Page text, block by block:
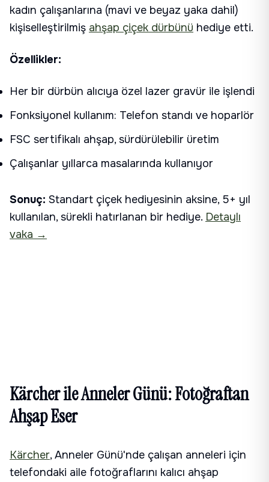
kadın çalışanlarına (mavi ve beyaz yaka dahil)
kişiselleştirilmiş ahşap çiçek dürbünü hediye etti.
Özellikler:
Her bir dürbün alıcıya özel lazer gravür ile işlendi
Fonksiyonel kullanım: Telefon standı ve hoparlör
FSC sertifikalı ahşap, sürdürülebilir üretim
Çalışanlar yıllarca masalarında kullanıyor
Sonuç: Standart çiçek hediyesinin aksine, 5+ yıl
kullanılan, sürekli hatırlanan bir hediye. Detaylı
vaka →
Kärcher ile Anneler Günü: Fotoğraftan
Ahşap Eser
Kärcher, Anneler Günü'nde çalışan anneleri için
telefondaki aile fotoğraflarını kalıcı ahşap